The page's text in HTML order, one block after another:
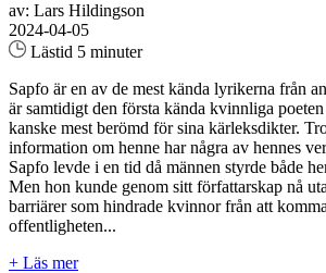
av: Lars Hildingson
2024-04-05
Lästid 5 minuter
Sapfo är en av de mest kända lyrikerna från
är samtidigt den första kända kvinnliga
kanske mest berömd för sina kärleksdikter.
information om henne har några av hennes
Sapfo levde i en tid då männen styrde både
Men hon kunde genom sitt författarskap nå
barriärer som hindrade kvinnor från att
offentligheten...
+ Läs mer